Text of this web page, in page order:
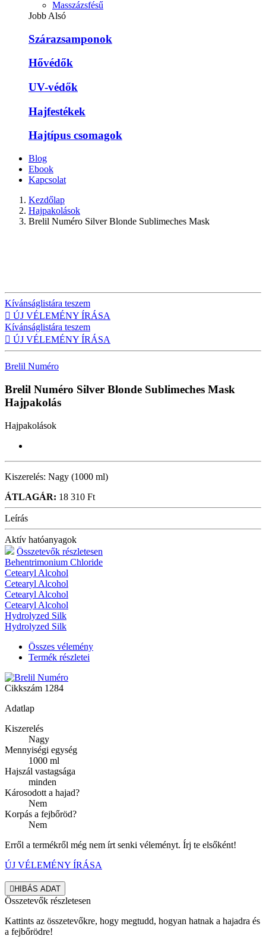
Masszázsfésű
Jobb Alsó
Szárazsamponok
Hővédők
UV-védők
Hajfestékek
Hajtípus csomagok
Blog
Ebook
Kapcsolat
Kezdőlap
Hajpakolások
Brelil Numéro Silver Blonde Sublimeches Mask
Kívánságlistára teszem
 ÚJ VÉLEMÉNY ÍRÁSA
Kívánságlistára teszem
 ÚJ VÉLEMÉNY ÍRÁSA
Brelil Numéro
Brelil Numéro Silver Blonde Sublimeches Mask
Hajpakolás
Hajpakolások
Kiszerelés: Nagy (1000 ml)
ÁTLAGÁR: 18 310 Ft
Leírás
Aktív hatóanyagok
Összetevők részletesen
Behentrimonium Chloride
Cetearyl Alcohol
Cetearyl Alcohol
Cetearyl Alcohol
Cetearyl Alcohol
Hydrolyzed Silk
Hydrolyzed Silk
Összes vélemény
Termék részletei
Cikkszám 1284
Adatlap
Kiszerelés
Nagy
Mennyiségi egység
1000 ml
Hajszál vastagsága
minden
Károsodott a hajad?
Nem
Korpás a fejbőröd?
Nem
Erről a termékről még nem írt senki véleményt. Írj te elsőként!
ÚJ VÉLEMÉNY ÍRÁSA
HIBÁS ADAT
Összetevők részletesen
Kattints az összetevőkre, hogy megtudd, hogyan hatnak a hajadra és
a fejbőrödre!